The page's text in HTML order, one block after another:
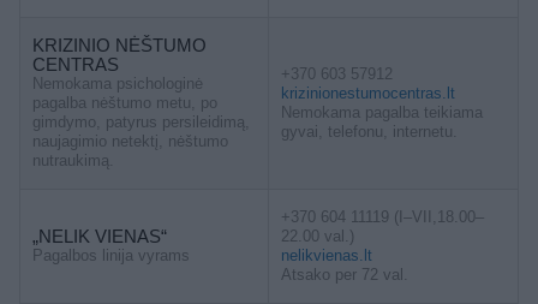
KRIZINIO NĖŠTUMO
CENTRAS
Nemokama psichologinė
pagalba nėštumo metu, po
gimdymo, patyrus persileidimą,
naujagimio netektį, nėštumo
nutraukimą.
+370 603 57912
krizinionestumocentras.lt
Nemokama pagalba teikiama
gyvai, telefonu, internetu.
„NELIK VIENAS“
Pagalbos linija vyrams
+370 604 11119 (I–VII,18.00–
22.00 val.)
nelikvienas.lt
Atsako per 72 val.